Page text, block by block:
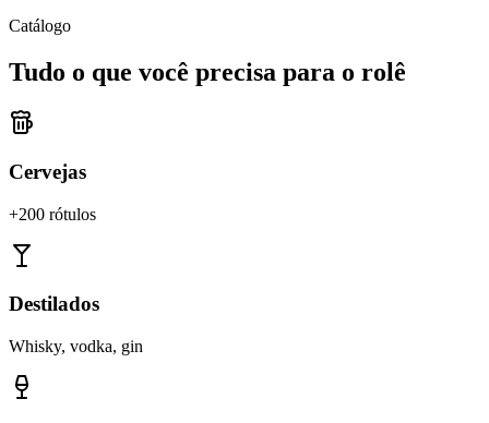
Catálogo
Tudo o que você precisa para o rolê
Cervejas
+200 rótulos
Destilados
Whisky, vodka, gin